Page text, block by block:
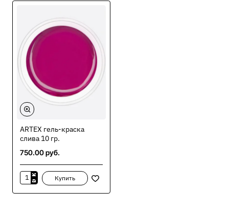
гр.
ARTEX гель-краска
слива 10 гр.
750.00 руб.
ARTEX
гель-
Купить